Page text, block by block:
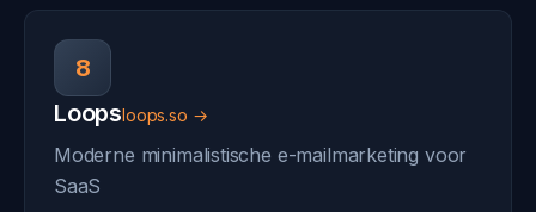
8
Loopsloops.so →
Moderne minimalistische e-mailmarketing voor
SaaS